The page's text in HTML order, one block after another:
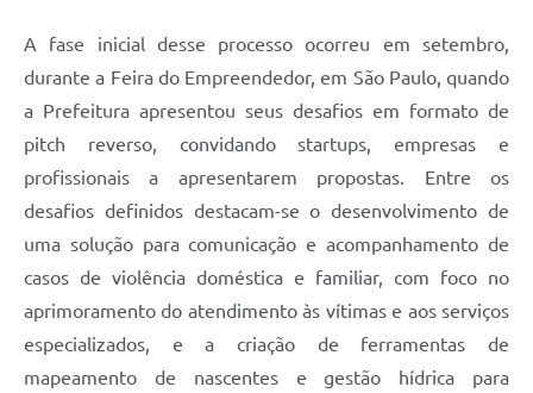
A fase inicial desse processo ocorreu em setembro,
durante a Feira do Empreendedor, em São Paulo, quando
a Prefeitura apresentou seus desafios em formato de
pitch reverso, convidando startups, empresas e
profissionais a apresentarem propostas. Entre os
desafios definidos destacam-se o desenvolvimento de
uma solução para comunicação e acompanhamento de
casos de violência doméstica e familiar, com foco no
aprimoramento do atendimento às vítimas e aos serviços
especializados, e a criação de ferramentas de
mapeamento de nascentes e gestão hídrica para